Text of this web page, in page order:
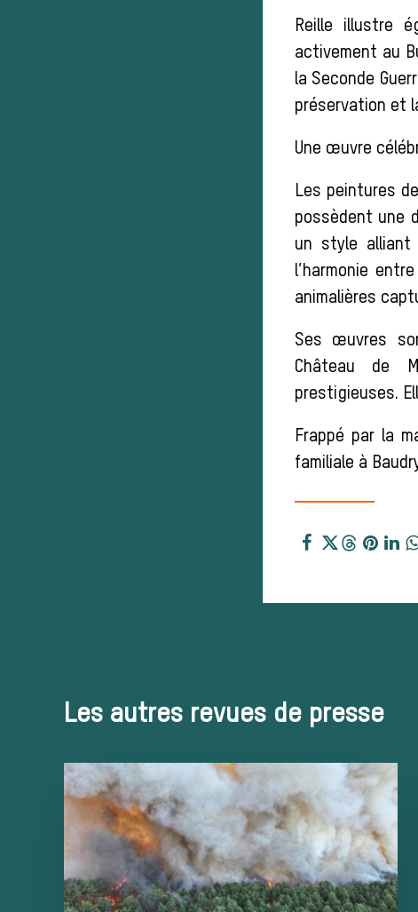
Reille illustre
activement au
la Seconde
préservation et
Une œuvre
Les peintures
possèdent une
un style alliant
l’harmonie
animalières
Ses œuvres
Château de
prestigieuses.
Frappé par la
familiale à
Les autres revues de presse